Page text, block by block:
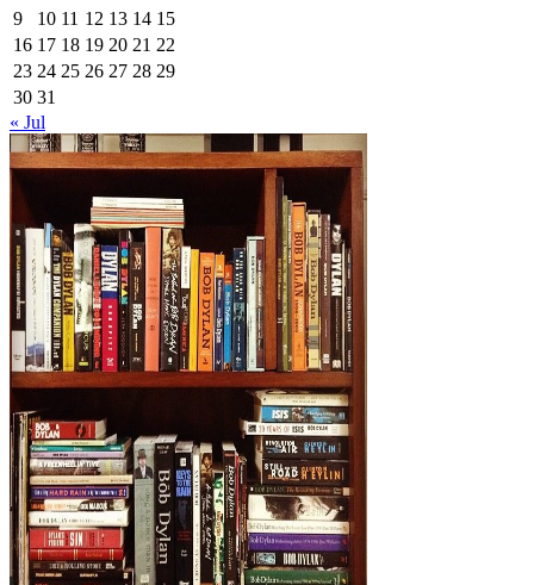
9
10 11 12 13 14 15
16 17 18 19 20 21 22
23 24 25 26 27 28 29
30 31
« Jul